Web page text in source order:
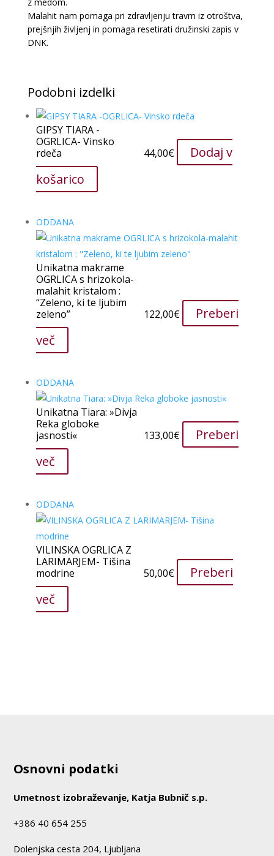
Malahit nam pomaga pri zdravljenju travm iz otroštva,
prejšnjih življenj in pomaga resetirati družinski zapis v
DNK.
Podobni izdelki
GIPSY TIARA -
OGRLICA- Vinsko
rdeča
44,00€
Dodaj v
košarico
ODDANA
Unikatna makrame
OGRLICA s hrizokola-
malahit kristalom :
“Zeleno, ki te ljubim
zeleno”
122,00€
Preberi
več
ODDANA
Unikatna Tiara: »Divja
Reka globoke
jasnosti«
133,00€
Preberi
več
ODDANA
VILINSKA OGRLICA Z
LARIMARJEM- Tišina
modrine
50,00€
Preberi
več
Osnovni podatki
Umetnost izobraževanje, Katja Bubnič s.p.
+386 40 654 255
Dolenjska cesta 204, Ljubljana